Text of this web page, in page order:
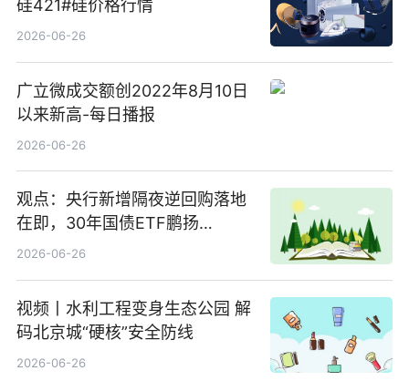
硅421#硅价格行情
2026-06-26
广立微成交额创2022年8月10日
以来新高-每日播报
2026-06-26
观点：央行新增隔夜逆回购落地
在即，30年国债ETF鹏扬
(511090) 盘中小幅上涨
2026-06-26
视频丨水利工程变身生态公园 解
码北京城“硬核”安全防线
2026-06-26